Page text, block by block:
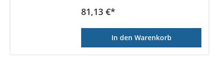
Regulärer Preis:
81,13 €*
In den Warenkorb